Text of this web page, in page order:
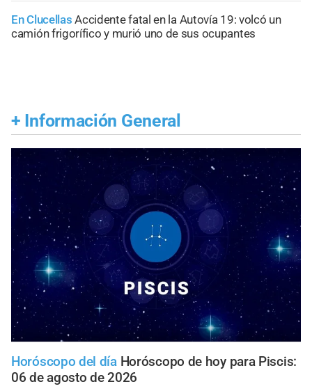
En Clucellas Accidente fatal en la Autovía 19: volcó un
camión frigorífico y murió uno de sus ocupantes
+ Información General
Horóscopo del día Horóscopo de hoy para Piscis:
06 de agosto de 2026